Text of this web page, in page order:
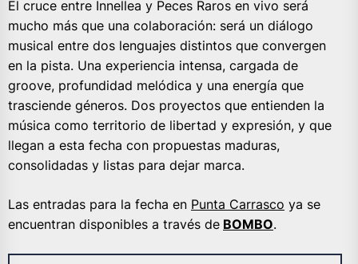
El cruce entre Innellea y Peces Raros en vivo será
mucho más que una colaboración: será un diálogo
musical entre dos lenguajes distintos que convergen
en la pista. Una experiencia intensa, cargada de
groove, profundidad melódica y una energía que
trasciende géneros. Dos proyectos que entienden la
música como territorio de libertad y expresión, y que
llegan a esta fecha con propuestas maduras,
consolidadas y listas para dejar marca.
Las entradas para la fecha en Punta Carrasco ya se
encuentran disponibles a través de BOMBO.